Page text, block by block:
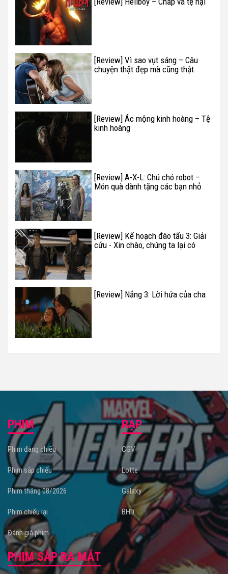
[Review] Vì sao vụt sáng – Câu
chuyện thật đẹp mà cũng thật
[Review] Ác mộng kinh hoàng – Tệ
kinh hoàng
[Review] A-X-L: Chú chó robot –
Món quà dành tặng các bạn nhỏ
[Review] Kế hoạch đào tẩu 3: Giải
cứu - Xin chào, chúng ta lại có
[Review] Nắng 3: Lời hứa của cha
PHIM
Phim đang chiếu
Phim sắp chiếu
Phim tháng 08/2026
Phim chiếu lại
Đánh giá phim
RẠP
CGV
Lotte
Galaxy
BHD
PHIM SẮP RA MẮT